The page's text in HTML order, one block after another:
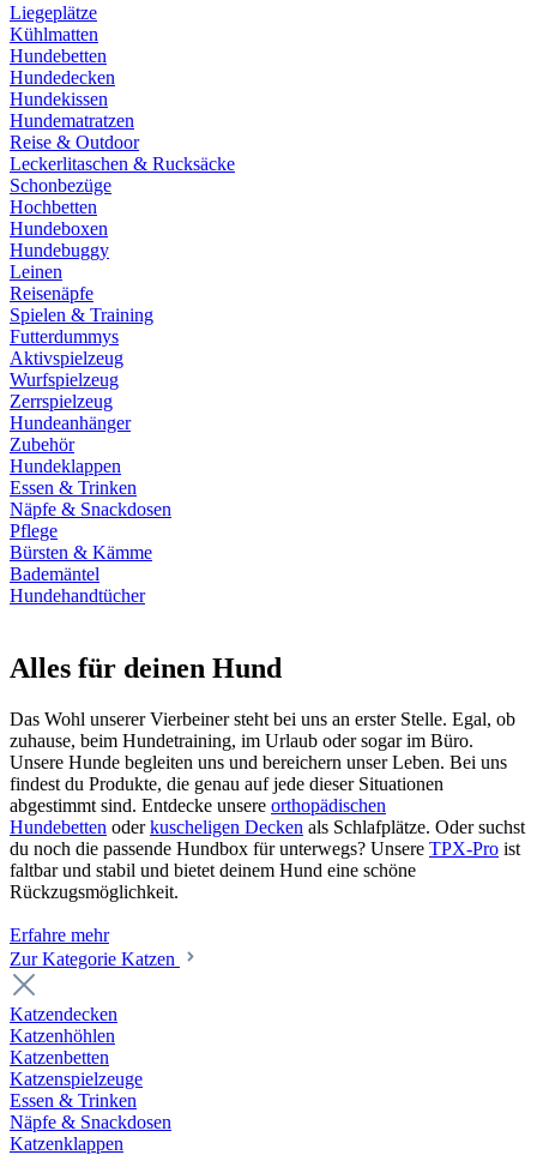
Liegeplätze
Kühlmatten
Hundebetten
Hundedecken
Hundekissen
Hundematratzen
Reise & Outdoor
Leckerlitaschen & Rucksäcke
Schonbezüge
Hochbetten
Hundeboxen
Hundebuggy
Leinen
Reisenäpfe
Spielen & Training
Futterdummys
Aktivspielzeug
Wurfspielzeug
Zerrspielzeug
Hundeanhänger
Zubehör
Hundeklappen
Essen & Trinken
Näpfe & Snackdosen
Pflege
Bürsten & Kämme
Bademäntel
Hundehandtücher
Alles für deinen Hund
Das Wohl unserer Vierbeiner steht bei uns an erster Stelle. Egal, ob
zuhause, beim Hundetraining, im Urlaub oder sogar im Büro.
Unsere Hunde begleiten uns und bereichern unser Leben. Bei uns
findest du Produkte, die genau auf jede dieser Situationen
abgestimmt sind. Entdecke unsere orthopädischen
Hundebetten oderkuscheligen Decken als Schlafplätze. Oder suchst
du noch die passende Hundbox für unterwegs? Unsere TPX-Pro ist
faltbar und stabil und bietet deinem Hund eine schöne
Rückzugsmöglichkeit.
Erfahre mehr
Zur Kategorie Katzen
Katzendecken
Katzenhöhlen
Katzenbetten
Katzenspielzeuge
Essen & Trinken
Näpfe & Snackdosen
Katzenklappen